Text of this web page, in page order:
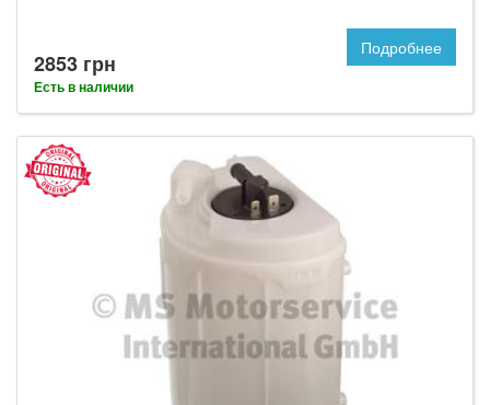
2853 грн
Есть в наличии
Подробнее